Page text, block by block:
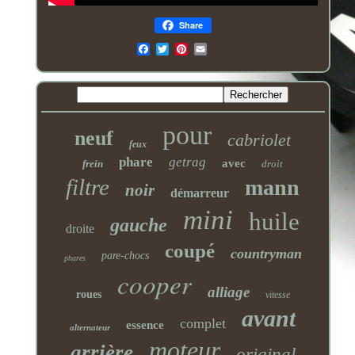
Share
neuf feux pour cabriolet
frein phare getrag avec droit
filtre noir démarreur mann
droite gauche mini huile
phares pare-chocs coupé countryman
roues cooper alliage vitesse
alternateur essence complet avant